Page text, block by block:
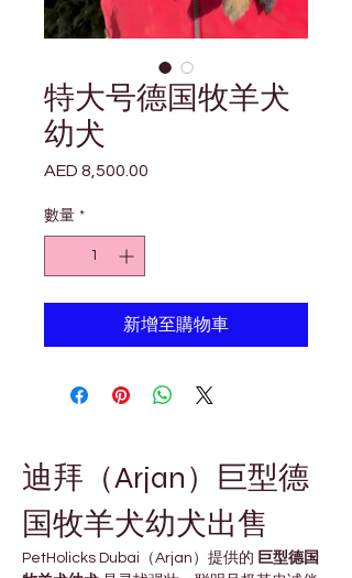
特大号德国牧羊犬
幼犬
AED 8,500.00
數量 *
新增至購物車
迪拜（Arjan）巨型德
国牧羊犬幼犬出售
PetHolicks Dubai（Arjan）提供的 巨型德国